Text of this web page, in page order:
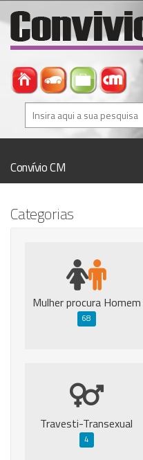
Convívio CM
Histórico
Anunciar Agora
Categorias
Mulher procura Homem
68
Travesti-Transexual
4